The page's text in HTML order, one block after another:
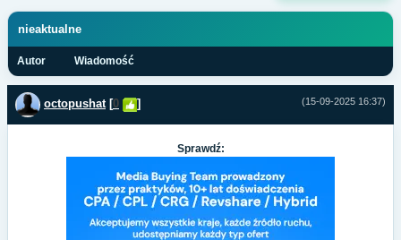
nieaktualne
Autor Wiadomość
(15-09-2025 16:37)
octopushat [0 ]
Sprawdź: